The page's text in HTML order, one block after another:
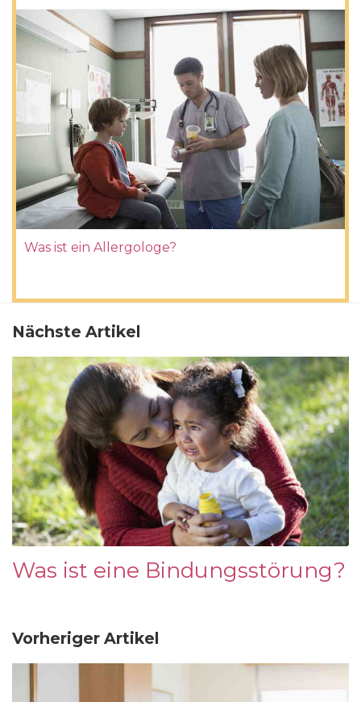
Was ist ein Allergologe?
Nächste Artikel
Was ist eine Bindungsstörung?
Vorheriger Artikel